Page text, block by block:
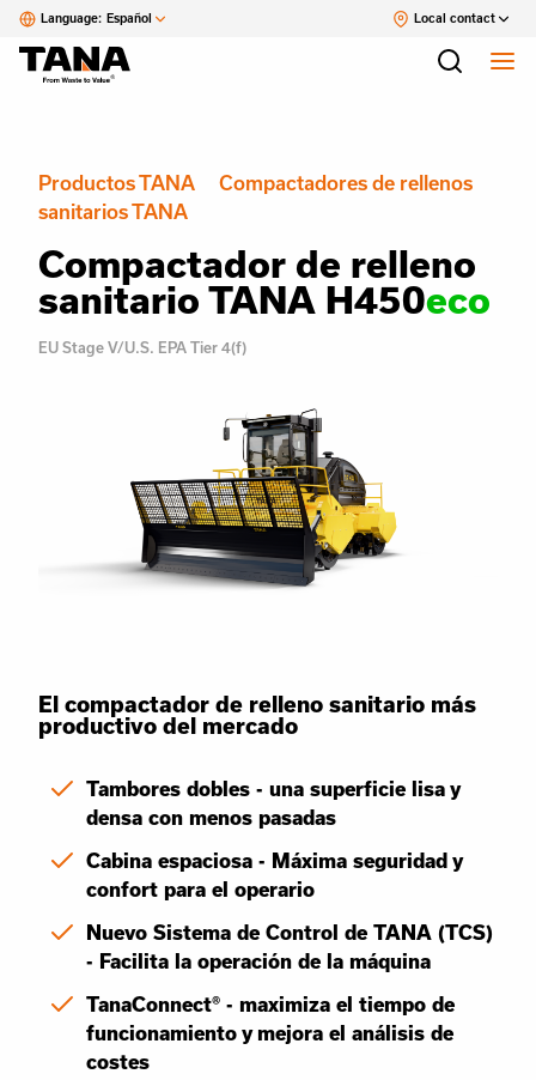
Language: Español Local contact
Productos TANA
Compactadores de rellenos
sanitarios TANA
Compactador de relleno
sanitario TANA H450eco
EU Stage V/U.S. EPA Tier 4(f)
El compactador de relleno sanitario más
productivo del mercado
Tambores dobles - una superficie lisa y
densa con menos pasadas
Cabina espaciosa - Máxima seguridad y
confort para el operario
Nuevo Sistema de Control de TANA (TCS)
- Facilita la operación de la máquina
TanaConnect® - maximiza el tiempo de
funcionamiento y mejora el análisis de
costes